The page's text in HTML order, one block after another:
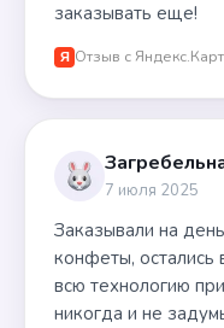
заказывать еще!
Я Отзыв с Яндекс.Карт
7 июля 2025
Заказывали на
конфеты, остались
всю технологию
никогда и не